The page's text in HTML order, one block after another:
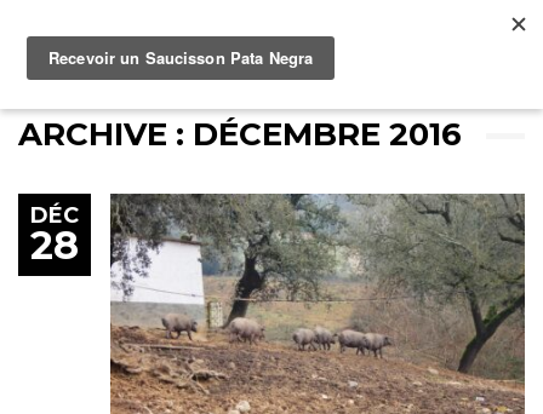
Qu'est-ce que le jambon jabugo ?
ARCHIVE : DÉCEMBRE 2016
DÉC
28